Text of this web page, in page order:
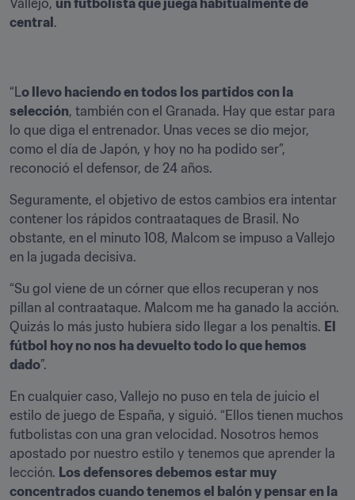
central.
“Lo llevo haciendo en todos los partidos con la
selección, también con el Granada. Hay que estar para
lo que diga el entrenador. Unas veces se dio mejor,
como el día de Japón, y hoy no ha podido ser”,
reconoció el defensor, de 24 años.
Seguramente, el objetivo de estos cambios era intentar
contener los rápidos contraataques de Brasil. No
obstante, en el minuto 108, Malcom se impuso a Vallejo
en la jugada decisiva.
“Su gol viene de un córner que ellos recuperan y nos
pillan al contraataque. Malcom me ha ganado la acción.
Quizás lo más justo hubiera sido llegar a los penaltis. El
fútbol hoy no nos ha devuelto todo lo que hemos
dado”.
En cualquier caso, Vallejo no puso en tela de juicio el
estilo de juego de España, y siguió. “Ellos tienen muchos
futbolistas con una gran velocidad. Nosotros hemos
apostado por nuestro estilo y tenemos que aprender la
lección. Los defensores debemos estar muy
concentrados cuando tenemos el balón y pensar en la